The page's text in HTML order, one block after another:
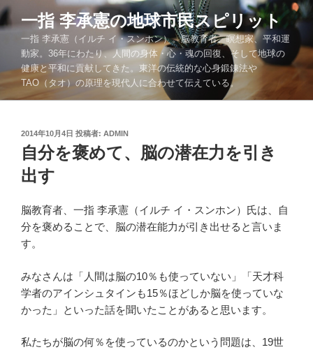
コ
ン
ツ
一指 李承憲の地球市民スピリット
一指 李承憲（イルチ イ・スンホン）。脳教育者、瞑想家、平和運
動家。36年にわたり、人間の身体・心・魂の回復、そして地球の
健康と平和に貢献してきた。東洋の伝統的な心身鍛錬法や
TAO（タオ）の原理を現代人に合わせて伝えている。
投
稿
日:
2014年10月4日 投稿者: ADMIN
自分を褒めて、脳の潜在力を引き
出す
脳教育者、一指 李承憲（イルチ イ・スンホン）氏は、自
分を褒めることで、脳の潜在能力が引き出せると言いま
す。
みなさんは「人間は脳の10％も使っていない」「天才科
学者のアインシュタインも15％ほどしか脳を使っていな
かった」といった話を聞いたことがあると思います。
私たちが脳の何％を使っているのかという問題は、19世